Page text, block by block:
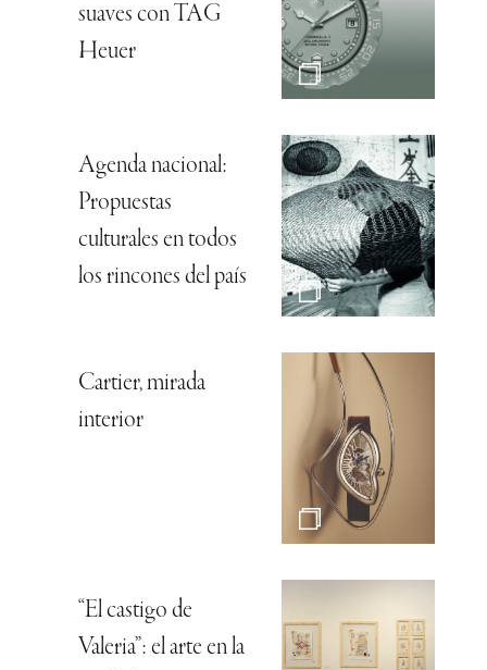
suaves con TAG
Heuer
Agenda nacional:
Propuestas
culturales en todos
los rincones del país
Cartier, mirada
interior
“El castigo de
Valeria”: el arte en la